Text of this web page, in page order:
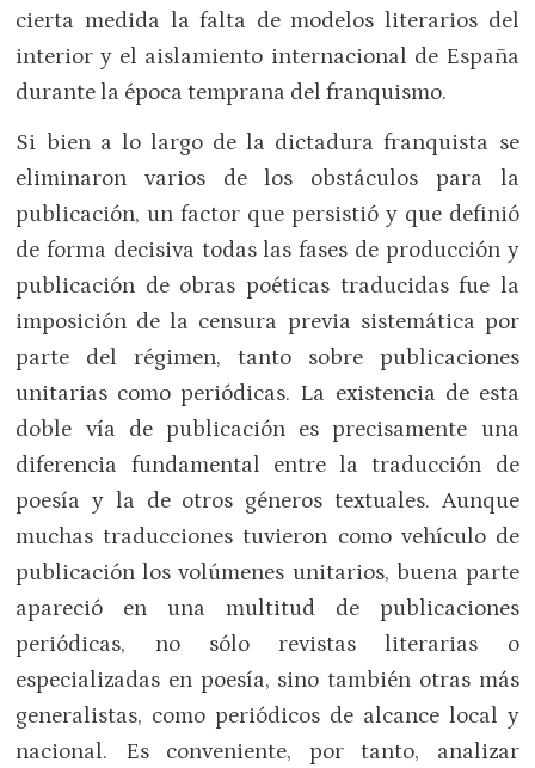
cierta medida la falta de modelos literarios del
interior y el aislamiento internacional de España
durante la época temprana del franquismo.
Si bien a lo largo de la dictadura franquista se
eliminaron varios de los obstáculos para la
publicación, un factor que persistió y que definió
de forma decisiva todas las fases de producción y
publicación de obras poéticas traducidas fue la
imposición de la censura previa sistemática por
parte del régimen, tanto sobre publicaciones
unitarias como periódicas. La existencia de esta
doble vía de publicación es precisamente una
diferencia fundamental entre la traducción de
poesía y la de otros géneros textuales. Aunque
muchas traducciones tuvieron como vehículo de
publicación los volúmenes unitarios, buena parte
apareció en una multitud de publicaciones
periódicas, no sólo revistas literarias o
especializadas en poesía, sino también otras más
generalistas, como periódicos de alcance local y
nacional. Es conveniente, por tanto, analizar